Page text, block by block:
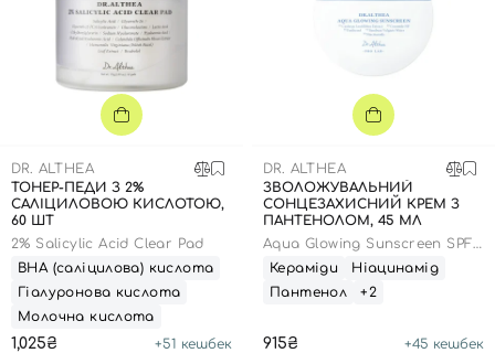
DR. ALTHEA
ТОНЕР-ПЕДИ З 2%
САЛІЦИЛОВОЮ КИСЛОТОЮ,
60 ШТ
2% Salicylic Acid Clear Pad
ВНА (саліцилова) кислота
Гіалуронова кислота
Молочна кислота
1,025₴ +51 кешбек
DR. ALTHEA
ЗВОЛОЖУВАЛЬНИЙ
СОНЦЕЗАХИСНИЙ КРЕМ З
ПАНТЕНОЛОМ, 45 МЛ
Aqua Glowing Sunscreen SPF
50+
Кераміди
Ніацинамід
Пантенол
+2
915₴ +45 кешбек